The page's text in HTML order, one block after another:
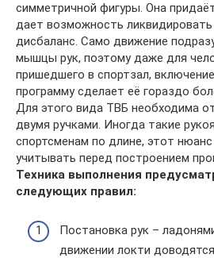
симметричной фигуры. Она
дает возможность ликвидировать
дисбаланс. Само движение
мышцы рук, поэтому даже для
пришедшего в спортзал,
программу сделает её гораздо
Для этого вида ТВБ необходима
двумя ручками. Иногда такие
спортсменам по длине, этот
учитывать перед построением
Техника выполнения
следующих правил:
Постановка рук –
движении локти